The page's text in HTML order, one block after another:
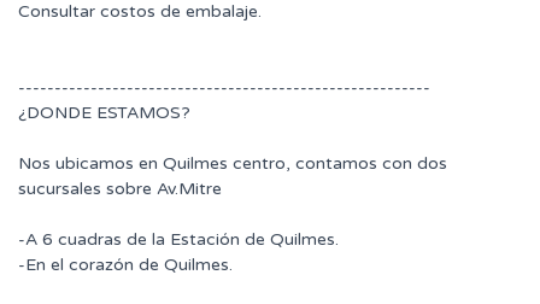
Consultar costos de embalaje.
---------------------------------------------------------
¿DONDE ESTAMOS?
Nos ubicamos en Quilmes centro, contamos con dos
sucursales sobre Av.Mitre
-A 6 cuadras de la Estación de Quilmes.
-En el corazón de Quilmes.